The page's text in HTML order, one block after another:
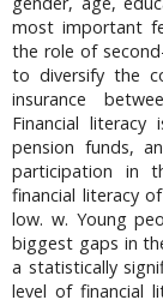
most important
the role of
to diversify the
insurance
Financial
pension funds,
participation in
financial literacy
low. w. Young
biggest gaps in
a statistically
level of financial